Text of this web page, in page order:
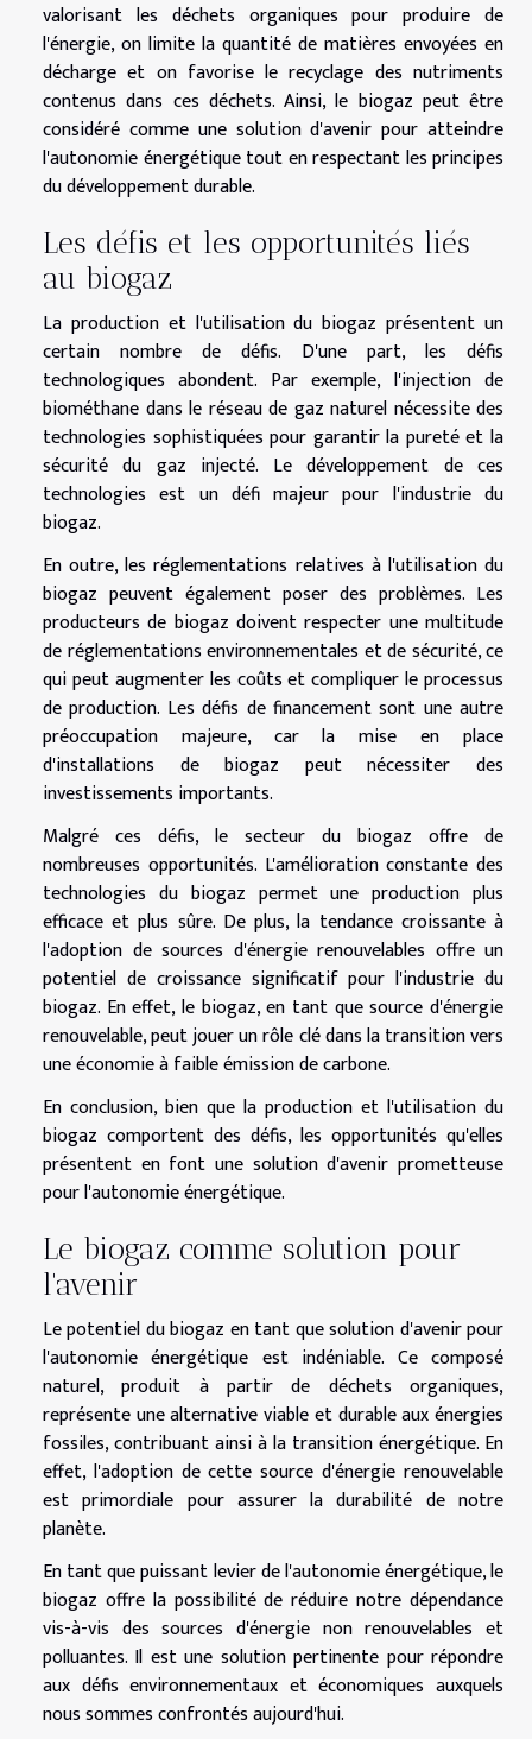
valorisant les déchets organiques pour produire de
l'énergie, on limite la quantité de matières envoyées en
décharge et on favorise le recyclage des nutriments
contenus dans ces déchets. Ainsi, le biogaz peut être
considéré comme une solution d'avenir pour atteindre
l'autonomie énergétique tout en respectant les principes
du développement durable.
Les défis et les opportunités liés
au biogaz
La production et l'utilisation du biogaz présentent un
certain nombre de défis. D'une part, les défis
technologiques abondent. Par exemple, l'injection de
biométhane dans le réseau de gaz naturel nécessite des
technologies sophistiquées pour garantir la pureté et la
sécurité du gaz injecté. Le développement de ces
technologies est un défi majeur pour l'industrie du
biogaz.
En outre, les réglementations relatives à l'utilisation du
biogaz peuvent également poser des problèmes. Les
producteurs de biogaz doivent respecter une multitude
de réglementations environnementales et de sécurité, ce
qui peut augmenter les coûts et compliquer le processus
de production. Les défis de financement sont une autre
préoccupation majeure, car la mise en place
d'installations de biogaz peut nécessiter des
investissements importants.
Malgré ces défis, le secteur du biogaz offre de
nombreuses opportunités. L'amélioration constante des
technologies du biogaz permet une production plus
efficace et plus sûre. De plus, la tendance croissante à
l'adoption de sources d'énergie renouvelables offre un
potentiel de croissance significatif pour l'industrie du
biogaz. En effet, le biogaz, en tant que source d'énergie
renouvelable, peut jouer un rôle clé dans la transition vers
une économie à faible émission de carbone.
En conclusion, bien que la production et l'utilisation du
biogaz comportent des défis, les opportunités qu'elles
présentent en font une solution d'avenir prometteuse
pour l'autonomie énergétique.
Le biogaz comme solution pour
l'avenir
Le potentiel du biogaz en tant que solution d'avenir pour
l'autonomie énergétique est indéniable. Ce composé
naturel, produit à partir de déchets organiques,
représente une alternative viable et durable aux énergies
fossiles, contribuant ainsi à la transition énergétique. En
effet, l'adoption de cette source d'énergie renouvelable
est primordiale pour assurer la durabilité de notre
planète.
En tant que puissant levier de l'autonomie énergétique, le
biogaz offre la possibilité de réduire notre dépendance
vis-à-vis des sources d'énergie non renouvelables et
polluantes. Il est une solution pertinente pour répondre
aux défis environnementaux et économiques auxquels
nous sommes confrontés aujourd'hui.